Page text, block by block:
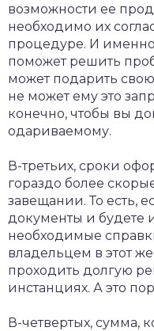
возможности ее
необходимо их
процедуре. И
поможет решить
может подарить
не может ему это
конечно, чтобы вы
одариваемому.
В-третьих, сроки
гораздо более
завещании. То есть,
документы и будете
необходимые
владельцем в этот
проходить долгую
инстанциях. А это
В-четвертых, сумма,